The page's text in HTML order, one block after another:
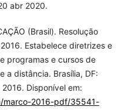
abr 2020.
(Brasil). Resolução
Estabelece diretrizes e
programas e cursos de
a distância. Brasília, DF:
Disponível em:
marco-2016-pdf/35541-